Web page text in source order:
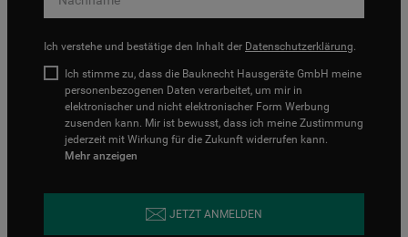
Ich verstehe und bestätige den Inhalt der Datenschutzerklärung.
Ich stimme zu, dass die Bauknecht Hausgeräte GmbH meine
personenbezogenen Daten verarbeitet, um mir in
elektronischer und nicht elektronischer Form Werbung
zusenden kann. Mir ist bewusst, dass ich meine Zustimmung
jederzeit mit Wirkung für die Zukunft widerrufen kann.
Mehr anzeigen
JETZT ANMELDEN